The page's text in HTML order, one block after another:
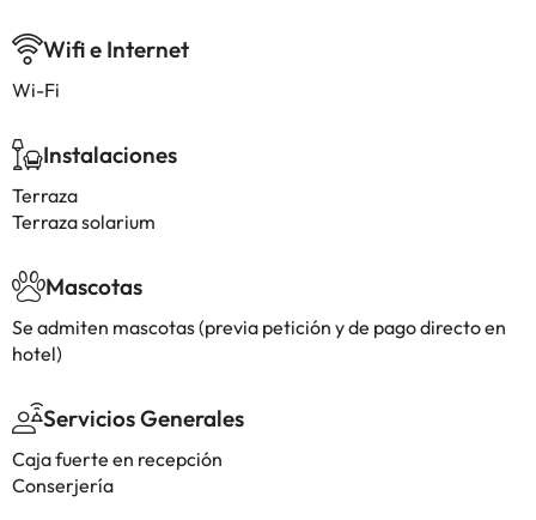
Wifi e Internet
Wi-Fi
Instalaciones
Terraza
Terraza solarium
Mascotas
Se admiten mascotas (previa petición y de pago directo en
hotel)
Servicios Generales
Caja fuerte en recepción
Conserjería